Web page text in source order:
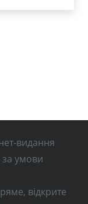
видання
умови
відкрите